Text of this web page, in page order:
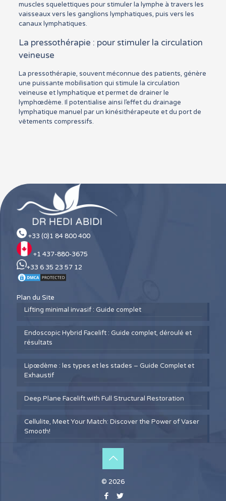
muscles squelettiques pour stimuler la lymphe à travers les
vaisseaux vers les ganglions lymphatiques, puis vers les
canaux lymphatiques.
La pressothérapie : pour stimuler la circulation
veineuse
La pressothérapie, souvent méconnue des patients, génère
une puissante mobilisation qui stimule la circulation
veineuse et lymphatique et permet de drainer le
lymphœdème. Il potentialise ainsi l’effet du drainage
lymphatique manuel par un kinésithérapeute et du port de
vêtements compressifs.
+33 (0)1 84 800 400
+1 437-880-3675
+33 6 35 23 57 12
Plan du Site
Lifting minimal invasif : Guide complet
Endoscopic Hybrid Facelift : Guide complet, déroulé et
résultats
Lipœdème : les types et les stades – Guide Complet et
Exhaustif
Deep Plane Facelift with Full Structural Restoration
Cellulite, Meet Your Match: Discover the Power of Vaser
Smooth!
© 2026